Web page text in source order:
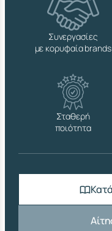
2
Συνεργασίες
με κορυφαία brands
Σταθερή
ποιότητα